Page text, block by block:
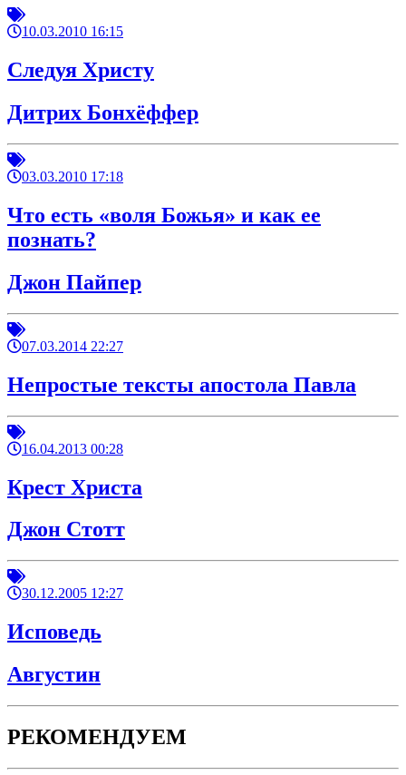
10.03.2010 16:15
Следуя Христу
Дитрих Бонхёффер
03.03.2010 17:18
Что есть «воля Божья» и как ее
познать?
Джон Пайпер
07.03.2014 22:27
Непростые тексты апостола Павла
16.04.2013 00:28
Крест Христа
Джон Стотт
30.12.2005 12:27
Исповедь
Августин
РЕКОМЕНДУЕМ